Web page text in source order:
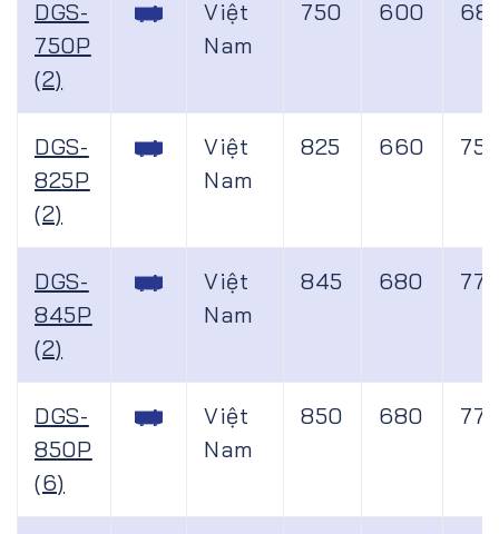
DGS-
750P
(2)
Việt
Nam
750 600
DGS-
825P
(2)
Việt
Nam
825 660
DGS-
845P
(2)
Việt
Nam
845 680
DGS-
850P
(6)
Việt
Nam
850 680 775